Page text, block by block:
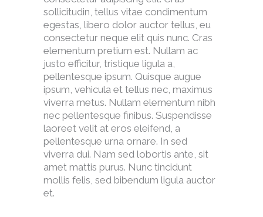
sollicitudin, tellus vitae condimentum
egestas, libero dolor auctor tellus, eu
consectetur neque elit quis nunc. Cras
elementum pretium est. Nullam ac
justo efficitur, tristique ligula a,
pellentesque ipsum. Quisque augue
ipsum, vehicula et tellus nec, maximus
viverra metus. Nullam elementum nibh
nec pellentesque finibus. Suspendisse
laoreet velit at eros eleifend, a
pellentesque urna ornare. In sed
viverra dui. Nam sed lobortis ante, sit
amet mattis purus. Nunc tincidunt
mollis felis, sed bibendum ligula auctor
et.